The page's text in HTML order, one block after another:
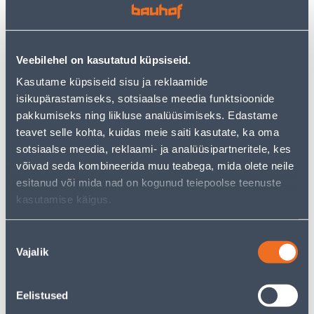
Veebilehel on kasutatud küpsiseid.
Kasutame küpsiseid sisu ja reklaamide
isikupärastamiseks, sotsiaalse meedia funktsioonide
pakkumiseks ning liikluse analüüsimiseks. Edastame
teavet selle kohta, kuidas meie saiti kasutate, ka oma
sotsiaalse meedia, reklaami- ja analüüsipartneritele, kes
võivad seda kombineerida muu teabega, mida olete neile
esitanud või mida nad on kogunud teiepoolse teenuste
kasutamise käigus.
valik
Vajalik
Eelistused
2 2
KAMPAANIA
RAAM 1-NE SÜV KREEM
ASFORA
0
KAMPAANIA
PESA 16A 250V VALGE
NURK SANG COMMEL
2